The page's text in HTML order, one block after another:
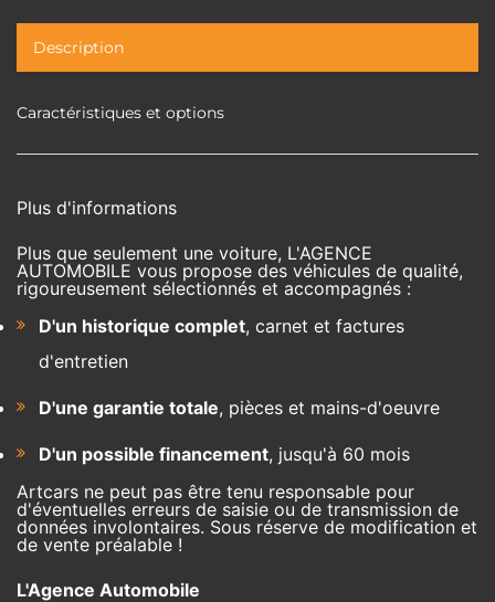
Description
Caractéristiques et options
Plus d'informations
Plus que seulement une voiture, L'AGENCE
AUTOMOBILE vous propose des véhicules de qualité,
rigoureusement sélectionnés et accompagnés :
D'un historique complet, carnet et factures
d'entretien
D'une garantie totale, pièces et mains-d'oeuvre
D'un possible financement, jusqu'à 60 mois
Artcars ne peut pas être tenu responsable pour
d'éventuelles erreurs de saisie ou de transmission de
données involontaires. Sous réserve de modification et
de vente préalable !
L'Agence Automobile